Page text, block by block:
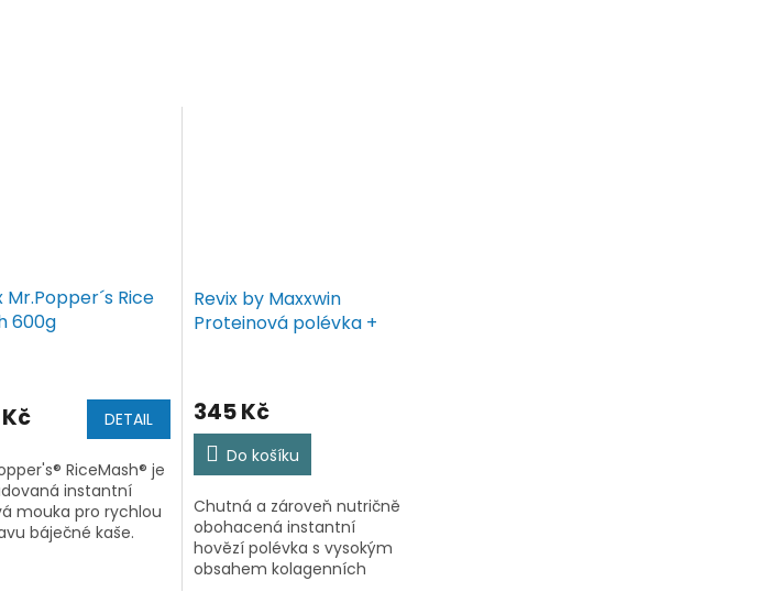
Mr.Popper´s Rice
600g
DETAIL
RiceMash® je
instantní
mouka pro rychlou
báječné kaše.
Revix by Maxxwin
Proteinová polévka +
345 Kč
Do košíku
Chutná a zároveň nutričně
obohacená instantní
hovězí polévka s vysokým
obsahem kolagenních